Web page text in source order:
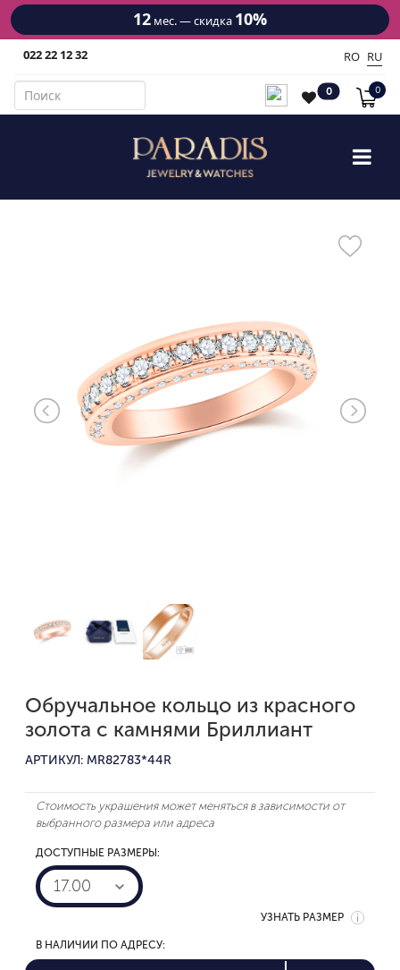
12 мес. — скидка 10%
022 22 12 32 RO RU
0 0
Обручальное кольцо из красного
золота с камнями Бриллиант
АРТИКУЛ: MR82783*44R
Стоимость украшения может меняться в зависимости от
выбранного размера или адреса
ДОСТУПНЫЕ РАЗМЕРЫ:
17.00
УЗНАТЬ РАЗМЕР
В НАЛИЧИИ ПО АДРЕСУ: